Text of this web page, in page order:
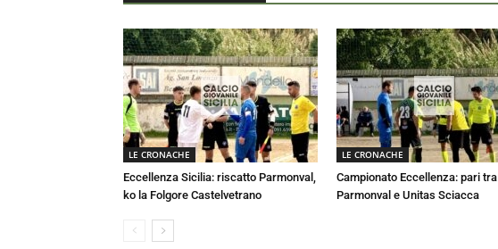
LE CRONACHE
Eccellenza Sicilia: riscatto Parmonval,
ko la Folgore Castelvetrano
LE CRONACHE
Campionato Eccellenza: pari tra
Parmonval e Unitas Sciacca